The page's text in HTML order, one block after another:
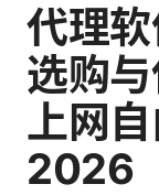
代理软
选购
上网
2026